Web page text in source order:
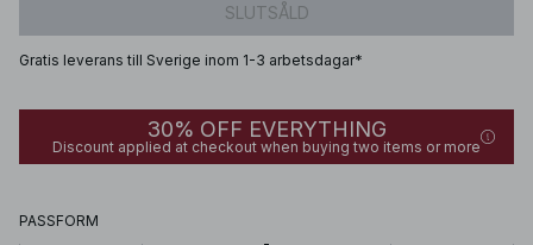
SLUTSÅLD
Gratis leverans till Sverige inom 1-3 arbetsdagar*
30% OFF EVERYTHING
Discount applied at checkout when buying two items or more
PASSFORM